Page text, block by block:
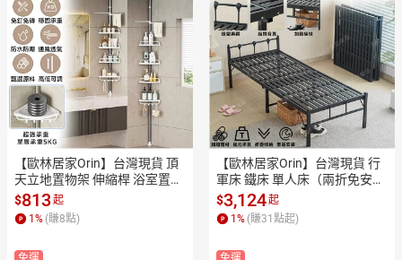
【歐林居家Orin】台灣現貨 頂
天立地置物架 伸縮桿 浴室置物
架 免打孔置物架 廚房收納架 高
低兩用置物架（單層承重5K
G）
$813起
1 % (賺8點)
【歐林居家Orin】台灣現貨 行
軍床 鐵床 單人床（兩折免安裝
打開即用🔥承重500kg）簡易
折疊床 陪護床 午休床 家用床
床架
$3,124起
1 % (賺31 點起)